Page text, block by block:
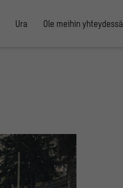
Ura Ole meihin yhteydessä